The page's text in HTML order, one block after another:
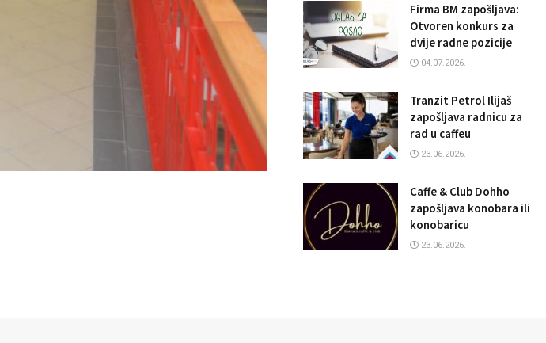
Firma BM zapošljava:
Otvoren konkurs za
dvije radne pozicije
04.07.2026.
Tranzit Petrol Ilijaš
zapošljava radnicu za
rad u caffeu
23.06.2026.
Caffe & Club Dohho
zapošljava konobara ili
konobaricu
23.06.2026.